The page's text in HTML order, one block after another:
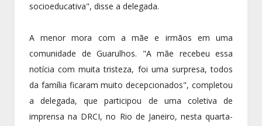
socioeducativa", disse a delegada.
A menor mora com a mãe e irmãos em uma
comunidade de Guarulhos. "A mãe recebeu essa
notícia com muita tristeza, foi uma surpresa, todos
da família ficaram muito decepcionados", completou
a delegada, que participou de uma coletiva de
imprensa na DRCI, no Rio de Janeiro, nesta quarta-